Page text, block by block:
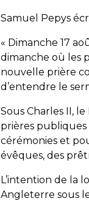
Samuel Pepys
« Dimanche 17
dimanche où les
nouvelle prière
d’entendre le
Sous Charles II,
prières publiques
cérémonies et
évêques, des
L’intention de la
Angleterre sous